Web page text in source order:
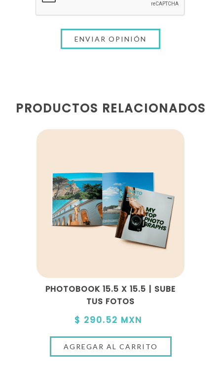
PRODUCTOS RELACIONADOS
PHOTOBOOK 15.5 X 15.5 | SUBE
TUS FOTOS
$ 290.52 MXN